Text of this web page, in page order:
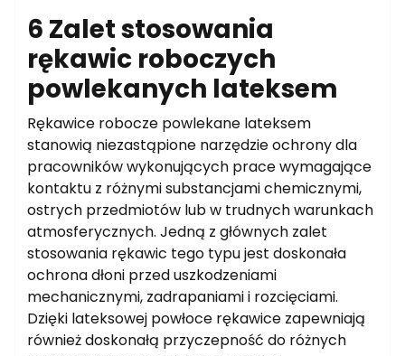
6 Zalet stosowania
rękawic roboczych
powlekanych lateksem
Rękawice robocze powlekane lateksem
stanowią niezastąpione narzędzie ochrony dla
pracowników wykonujących prace wymagające
kontaktu z różnymi substancjami chemicznymi,
ostrych przedmiotów lub w trudnych warunkach
atmosferycznych. Jedną z głównych zalet
stosowania rękawic tego typu jest doskonała
ochrona dłoni przed uszkodzeniami
mechanicznymi, zadrapaniami i rozcięciami.
Dzięki lateksowej powłoce rękawice zapewniają
również doskonałą przyczepność do różnych